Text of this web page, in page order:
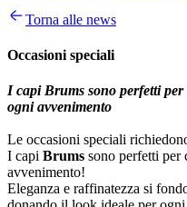
Torna alle news
Occasioni speciali
I capi Brums sono perfetti
ogni avvenimento
Le occasioni speciali
I capi Brums sono perfetti per
avvenimento!
Eleganza e raffinatezza si